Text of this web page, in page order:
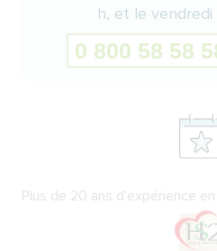
h, et le vendredi
Plus de 20 ans d'expérience